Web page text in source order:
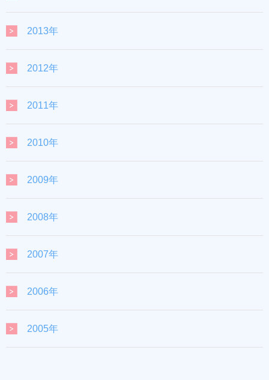
2013年
2012年
2011年
2010年
2009年
2008年
2007年
2006年
2005年